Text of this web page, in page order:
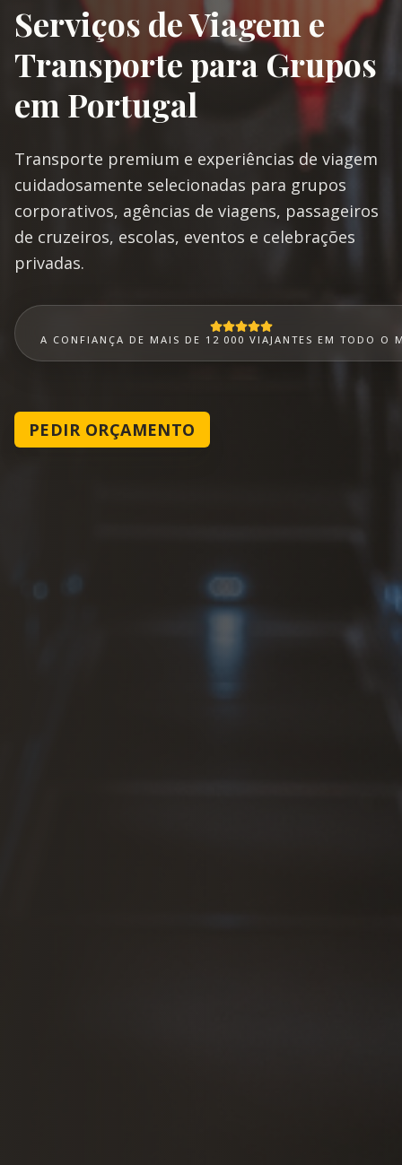
Serviços de Viagem e
Transporte para Grupos
em Portugal
Transporte premium e experiências de viagem
cuidadosamente selecionadas para grupos
corporativos, agências de viagens, passageiros
de cruzeiros, escolas, eventos e celebrações
privadas.
A CONFIANÇA DE MAIS DE 12 000 VIAJANTES EM TODO O
PEDIR ORÇAMENTO